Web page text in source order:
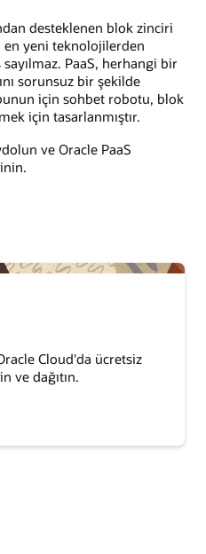
Cloud'da ücretsiz
ve dağıtın.
desteklenen blok zinciri
en yeni teknolojilerden
PaaS, herhangi bir
sorunsuz bir şekilde
için sohbet robotu, blok
için tasarlanmıştır.
ve Oracle PaaS